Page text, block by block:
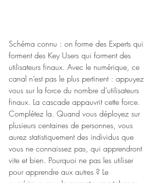
Schéma connu : on forme des Experts qui
forment des Key Users qui forment des
utilisateurs finaux. Avec le numérique, ce
canal n’est pas le plus pertinent : appuyez
vous sur la force du nombre d’utilisateurs
finaux. La cascade appauvrit cette force.
Complétez la. Quand vous déployez sur
plusieurs centaines de personnes, vous
aurez statistiquement des individus que
vous ne connaissez pas, qui apprendront
vite et bien. Pourquoi ne pas les utiliser
pour apprendre aux autres ? Le